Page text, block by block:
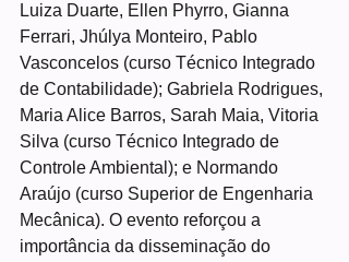
Luiza Duarte, Ellen Phyrro, Gianna
Ferrari, Jhúlya Monteiro, Pablo
Vasconcelos (curso Técnico Integrado
de Contabilidade); Gabriela Rodrigues,
Maria Alice Barros, Sarah Maia, Vitoria
Silva (curso Técnico Integrado de
Controle Ambiental); e Normando
Araújo (curso Superior de Engenharia
Mecânica). O evento reforçou a
importância da disseminação do